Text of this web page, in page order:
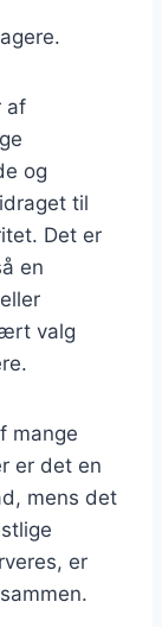
af
og
til
Det er
en
valg
mange
er det en
mens det
er